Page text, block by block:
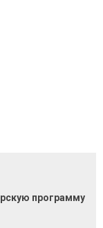
программу